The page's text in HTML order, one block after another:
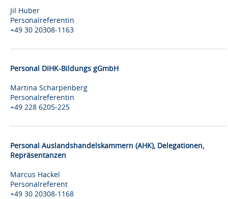
Jil Huber
Personalreferentin
+49 30 20308-1163
Personal DIHK-Bildungs gGmbH
Martina Scharpenberg
Personalreferentin
+49 228 6205-225
Personal Auslandshandelskammern (AHK), Delegationen,
Repräsentanzen
Marcus Hackel
Personalreferent
+49 30 20308-1168